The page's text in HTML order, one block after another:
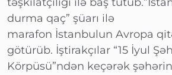
təşkilatçılığı ilə baş
durma qaç” şüarı ilə
marafon İstanbulun Avropa
götürüb. İştirakçılar “15 İyul
Körpüsü”ndən keçərək